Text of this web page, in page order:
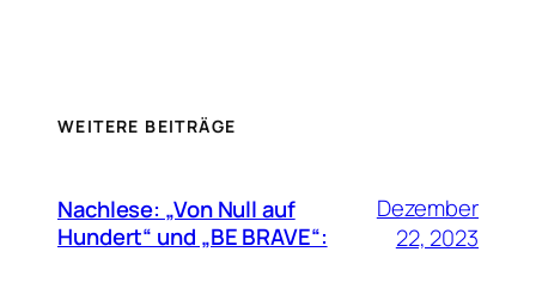
WEITERE BEITRÄGE
Nachlese: „Von Null auf
Hundert“ und „BE BRAVE“:
Dezember
22, 2023